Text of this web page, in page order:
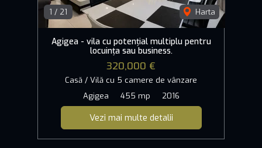
1 / 21 Harta
Agigea - vila cu potențial multiplu pentru
locuința sau business.
320,000 €
Casă / Vilă cu 5 camere de vânzare
Agigea
455 mp 2016
Vezi mai multe detalii